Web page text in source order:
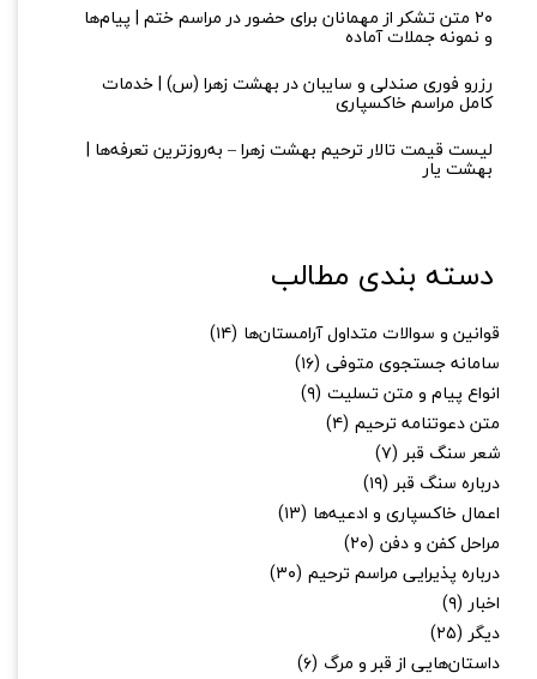
۲۰ متن تشکر از مهمانان برای حضور در مراسم ختم | پیام‌ها
و نمونه جملات آماده
رزرو فوری صندلی و سایبان در بهشت زهرا (س) | خدمات
کامل مراسم خاکسپاری
لیست قیمت تالار ترحیم بهشت زهرا – به‌روزترین تعرفه‌ها |
بهشت یار
دسته بندی مطالب
قوانین و سوالات متداول آرامستان‌ها (۱۴)
سامانه جستجوی متوفی (۱۶)
انواع پیام و متن تسلیت (۹)
متن دعوتنامه ترحیم (۴)
شعر سنگ قبر (۷)
درباره سنگ قبر (۱۹)
اعمال خاکسپاری و ادعیه‌ها (۱۳)
مراحل کفن و دفن (۲۰)
درباره پذیرایی مراسم ترحیم (۳۰)
اخبار (۹)
دیگر (۲۵)
داستان‌هایی از قبر و مرگ (۶)